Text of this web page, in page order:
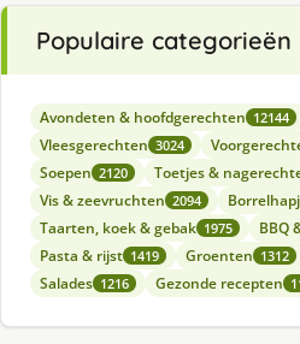
Populaire categorieën
Avondeten & hoofdgerechten 12144
Vleesgerechten 3024
Soepen 2120 Toetjes &
Vis & zeevruchten 2094
Taarten, koek & gebak 1975 BBQ
Pasta & rijst 1419 Groenten 1312
Salades 1216 Gezonde recepten